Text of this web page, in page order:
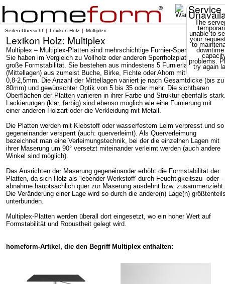
Service
The
unable to
your
to
problems.
try again
Seiten-Übersicht Lexikon Holz Multiplex
Lexikon Holz: Multiplex
Multiplex – Multiplex-Platten sind mehrschichtige Furnier-Sperrholzplatten.
Sie haben im Vergleich zu Vollholz oder anderen Sperrholzplatten eine sehr
große Formstabilität. Sie bestehen aus mindestens 5 Furnierlagen
(Mittellagen) aus zumeist Buche, Birke, Fichte oder Ahorn mit Dicken von
0,8-2,5mm. Die Anzahl der Mittellagen variiert je nach Gesamtdicke (bis zu
80mm) und gewünschter Optik von 5 bis 35 oder mehr. Die sichtbaren
Oberflächen der Platten variieren in ihrer Farbe und Struktur ebenfalls
Lackierungen (klar, farbig) sind ebenso möglich wie eine Furnierung mit
einer anderen Holzart oder die Verkleidung mit Metall.
Die Platten werden mit Klebstoff oder wasserfestem Leim verpresst und so
gegeneinander versperrt (auch: querverleimt). Als Querverleimung
bezeichnet man eine Verleimungstechnik, bei der die einzelnen Lagen mit
ihrer Maserung um 90° versetzt miteinander verleimt werden (auch andere
Winkel sind möglich).
Das Ausrichten der Maserung gegeneinander erhöht die Formstabilität der
Platten, da sich Holz als 'lebender Werkstoff' durch Feuchtigkeitszu- oder -
abnahme hauptsächlich quer zur Maserung ausdehnt bzw. zusammenzieht.
Die Veränderung einer Lage wird so durch die andere(n) Lage(n)
unterbunden.
Multiplex-Platten werden überall dort eingesetzt, wo ein hoher Wert auf
Formstabilität und Robustheit gelegt wird.
homeform-Artikel, die den Begriff Multiplex enthalten: